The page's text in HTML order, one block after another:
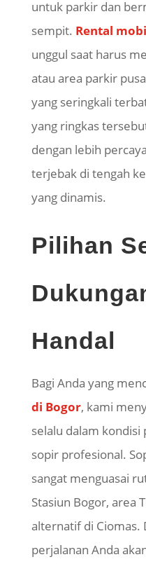
untuk parkir dan
sempit. Rental
unggul saat harus
atau area parkir
yang seringkali
yang ringkas
dengan lebih
terjebak di tengah
yang dinamis.
Pilihan
Handal
Bagi Anda yang
di Bogor, kami
selalu dalam
sopir profesional.
sangat menguasai
Stasiun Bogor, area
alternatif di Ciomas.
perjalanan Anda